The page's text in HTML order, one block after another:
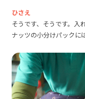
ひさえ
そうです、そうです。入
ナッツの小分けパックに